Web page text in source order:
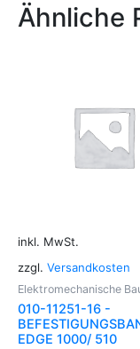
Ähnliche
inkl. MwSt.
zzgl. Versandkosten
Elektromechanische
010-11251-16 -
EDGE 1000/ 510